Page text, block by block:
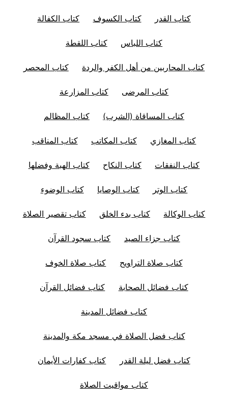
كتاب القدر كتاب الكسوف كتاب الكفالة
كتاب اللباس كتاب اللقطة
كتاب المحاربين من أهل الكفر والردة كتاب المحصر
كتاب المرضى كتاب المزارعة
كتاب المساقاة (الشرب) كتاب المظالم
كتاب المغازي كتاب المكاتب كتاب المناقب
كتاب النفقات كتاب النكاح كتاب الهبة وفضلها
كتاب الوتر كتاب الوصايا كتاب الوضوء
كتاب الوكالة كتاب بدء الخلق كتاب تقصير الصلاة
كتاب جزاء الصيد كتاب سجود القرآن
كتاب صلاة التراويح كتاب صلاة الخوف
كتاب فضائل الصحابة كتاب فضائل القرآن
كتاب فضائل المدينة
كتاب فضل الصلاة في مسجد مكة والمدينة
كتاب فضل ليلة القدر كتاب كفارات الأيمان
كتاب مواقيت الصلاة